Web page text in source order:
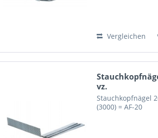
Vergleichen
vz.
Stauchkopfnägel
(3000) = AF-20